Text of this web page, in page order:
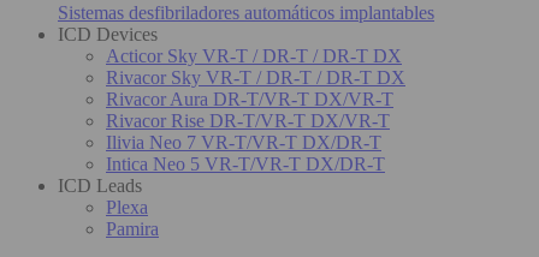
Sistemas desfibriladores automáticos implantables
ICD Devices
Acticor Sky VR-T / DR-T / DR-T DX
Rivacor Sky VR-T / DR-T / DR-T DX
Rivacor Aura DR-T/VR-T DX/VR-T
Rivacor Rise DR-T/VR-T DX/VR-T
Ilivia Neo 7 VR-T/VR-T DX/DR-T
Intica Neo 5 VR-T/VR-T DX/DR-T
ICD Leads
Plexa
Pamira